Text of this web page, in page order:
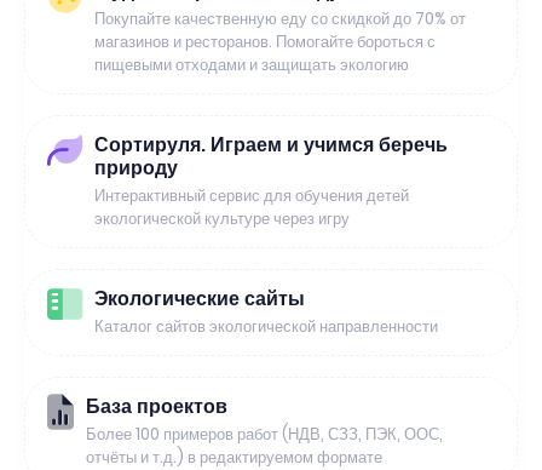
Покупайте качественную еду со скидкой до 70% от
магазинов и ресторанов. Помогайте бороться с
пищевыми отходами и защищать экологию
Сортируля. Играем и учимся беречь
природу
Интерактивный сервис для обучения детей
экологической культуре через игру
Экологические сайты
Каталог сайтов экологической направленности
База проектов
Более 100 примеров работ (НДВ, СЗЗ, ПЭК, ООС,
отчёты и т.д.) в редактируемом формате